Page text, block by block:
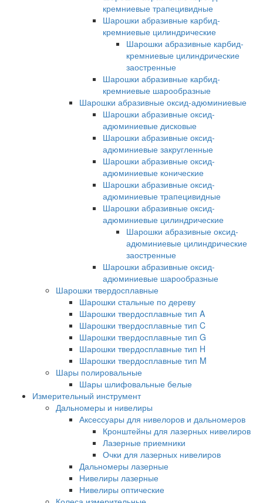
кремниевые трапецивидные
Шарошки абразивные карбид-
кремниевые цилиндрические
Шарошки абразивные карбид-
кремниевые цилиндрические
заостренные
Шарошки абразивные карбид-
кремниевые шарообразные
Шарошки абразивные оксид-адюминиевые
Шарошки абразивные оксид-
адюминиевые дисковые
Шарошки абразивные оксид-
адюминиевые закругленные
Шарошки абразивные оксид-
адюминиевые конические
Шарошки абразивные оксид-
адюминиевые трапецивидные
Шарошки абразивные оксид-
адюминиевые цилиндрические
Шарошки абразивные оксид-
адюминиевые цилиндрические
заостренные
Шарошки абразивные оксид-
адюминиевые шарообразные
Шарошки твердосплавные
Шарошки стальные по дереву
Шарошки твердосплавные тип A
Шарошки твердосплавные тип C
Шарошки твердосплавные тип G
Шарошки твердосплавные тип H
Шарошки твердосплавные тип M
Шары полировальные
Шары шлифовальные белые
Измерительный инструмент
Дальномеры и нивелиры
Аксессуары для нивелоров и дальномеров
Кронштейны для лазерных нивелиров
Лазерные приемники
Очки для лазерных нивелиров
Дальномеры лазерные
Нивелиры лазерные
Нивелиры оптические